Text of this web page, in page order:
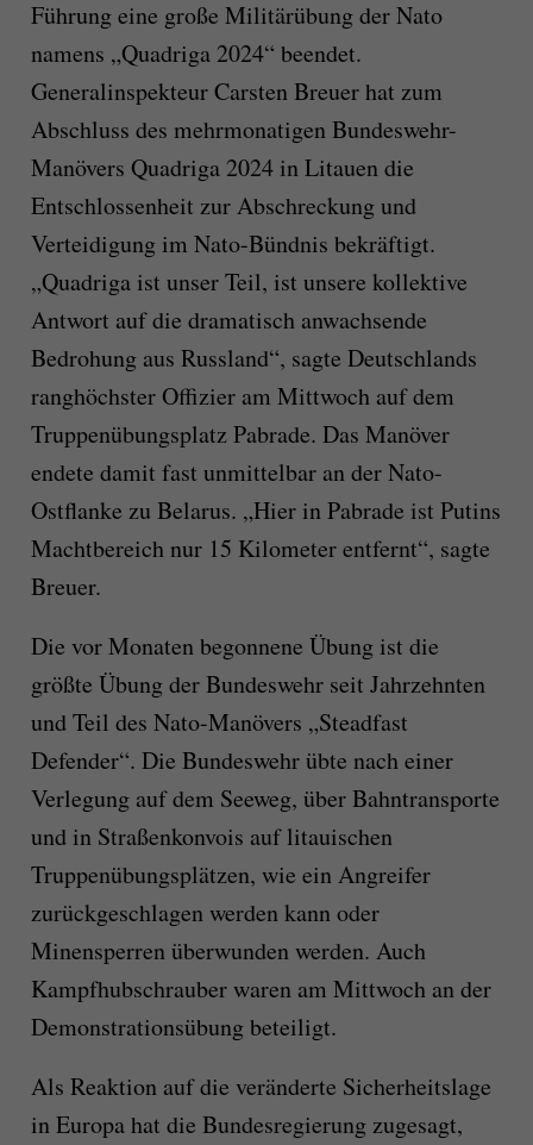
Führung eine große Militärübung der Nato
namens „Quadriga 2024“ beendet.
Generalinspekteur Carsten Breuer hat zum
Abschluss des mehrmonatigen Bundeswehr-
Manövers Quadriga 2024 in Litauen die
Entschlossenheit zur Abschreckung und
Verteidigung im Nato-Bündnis bekräftigt.
„Quadriga ist unser Teil, ist unsere kollektive
Antwort auf die dramatisch anwachsende
Bedrohung aus Russland“, sagte Deutschlands
ranghöchster Offizier am Mittwoch auf dem
Truppenübungsplatz Pabrade. Das Manöver
endete damit fast unmittelbar an der Nato-
Ostflanke zu Belarus. „Hier in Pabrade ist Putins
Machtbereich nur 15 Kilometer entfernt“, sagte
Breuer.
Die vor Monaten begonnene Übung ist die
größte Übung der Bundeswehr seit Jahrzehnten
und Teil des Nato-Manövers „Steadfast
Defender“. Die Bundeswehr übte nach einer
Verlegung auf dem Seeweg, über Bahntransporte
und in Straßenkonvois auf litauischen
Truppenübungsplätzen, wie ein Angreifer
zurückgeschlagen werden kann oder
Minensperren überwunden werden. Auch
Kampfhubschrauber waren am Mittwoch an der
Demonstrationsübung beteiligt.
Als Reaktion auf die veränderte Sicherheitslage
in Europa hat die Bundesregierung zugesagt,